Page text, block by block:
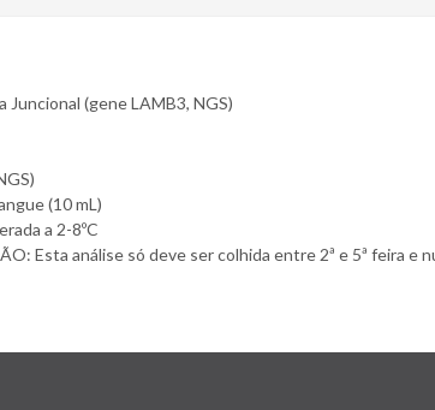
Juncional (gene LAMB3, NGS)
(10 mL)
a 2-8ºC
Esta análise só deve ser colhida entre 2ª e 5ª feira